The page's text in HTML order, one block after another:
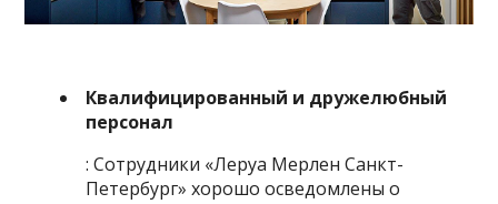
Квалифицированный и дружелюбный
персонал
: Сотрудники «Леруа Мерлен Санкт-
Петербург» хорошо осведомлены о